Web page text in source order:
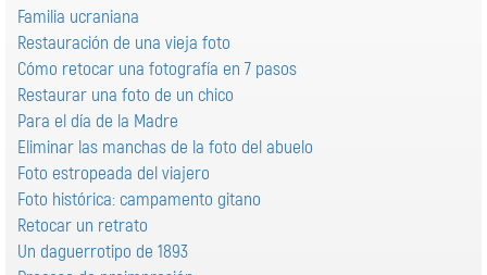
Familia ucraniana
Restauración de una vieja foto
Cómo retocar una fotografía en 7 pasos
Restaurar una foto de un chico
Para el día de la Madre
Eliminar las manchas de la foto del abuelo
Foto estropeada del viajero
Foto histórica: campamento gitano
Retocar un retrato
Un daguerrotipo de 1893